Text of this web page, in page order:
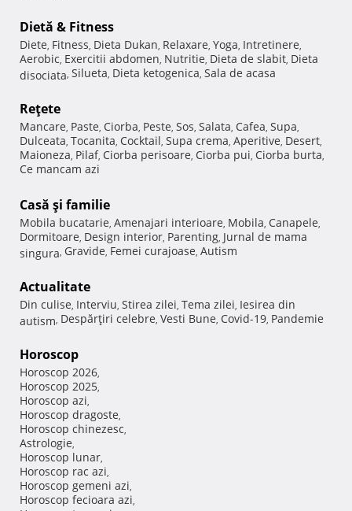
Dietă & Fitness
Diete, Fitness, Dieta Dukan, Relaxare, Yoga, Intretinere,
Aerobic, Exercitii abdomen, Nutritie, Dieta de slabit, Dieta
disociata, Silueta, Dieta ketogenica, Sala de acasa
Reţete
Mancare, Paste, Ciorba, Peste, Sos, Salata, Cafea, Supa,
Dulceata, Tocanita, Cocktail, Supa crema, Aperitive, Desert,
Maioneza, Pilaf, Ciorba perisoare, Ciorba pui, Ciorba burta,
Ce mancam azi
Casă şi familie
Mobila bucatarie, Amenajari interioare, Mobila, Canapele,
Dormitoare, Design interior, Parenting, Jurnal de mama
singura, Gravide, Femei curajoase, Autism
Actualitate
Din culise, Interviu, Stirea zilei, Tema zilei, Iesirea din
autism, Despărţiri celebre, Vesti Bune, Covid-19, Pandemie
Horoscop
Horoscop 2026,
Horoscop 2025,
Horoscop azi,
Horoscop dragoste,
Horoscop chinezesc,
Astrologie,
Horoscop lunar,
Horoscop rac azi,
Horoscop gemeni azi,
Horoscop fecioara azi,